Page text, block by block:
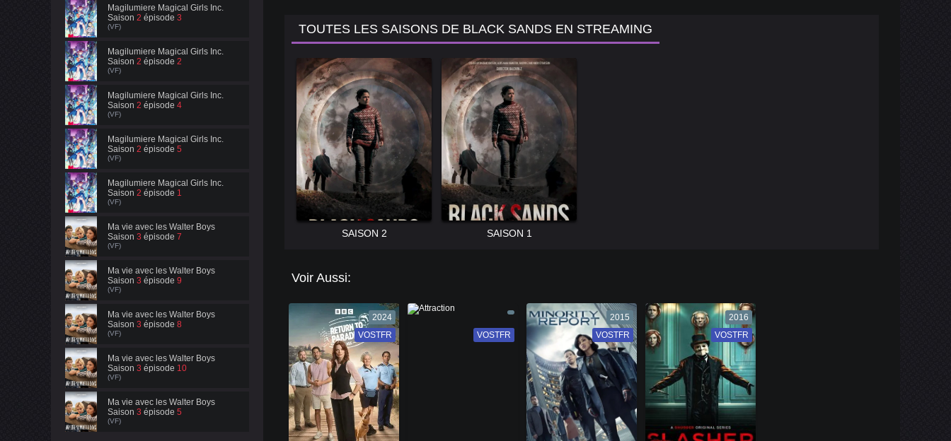
Magilumiere Magical Girls Inc.
Saison 2 épisode 3
(VF)
Magilumiere Magical Girls Inc.
Saison 2 épisode 2
(VF)
Magilumiere Magical Girls Inc.
Saison 2 épisode 4
(VF)
Magilumiere Magical Girls Inc.
Saison 2 épisode 5
(VF)
Magilumiere Magical Girls Inc.
Saison 2 épisode 1
(VF)
Ma vie avec les Walter Boys
Saison 3 épisode 7
(VF)
Ma vie avec les Walter Boys
Saison 3 épisode 9
(VF)
Ma vie avec les Walter Boys
Saison 3 épisode 8
(VF)
Ma vie avec les Walter Boys
Saison 3 épisode 10
(VF)
Ma vie avec les Walter Boys
Saison 3 épisode 5
(VF)
TOUTES LES SAISONS DE BLACK SANDS EN STREAMING
SAISON 2 SAISON 1
Voir Aussi:
2024
VF
VOSTFR VF
VOSTFR
2015
VF
VOSTFR
2016
VF
VOSTFR